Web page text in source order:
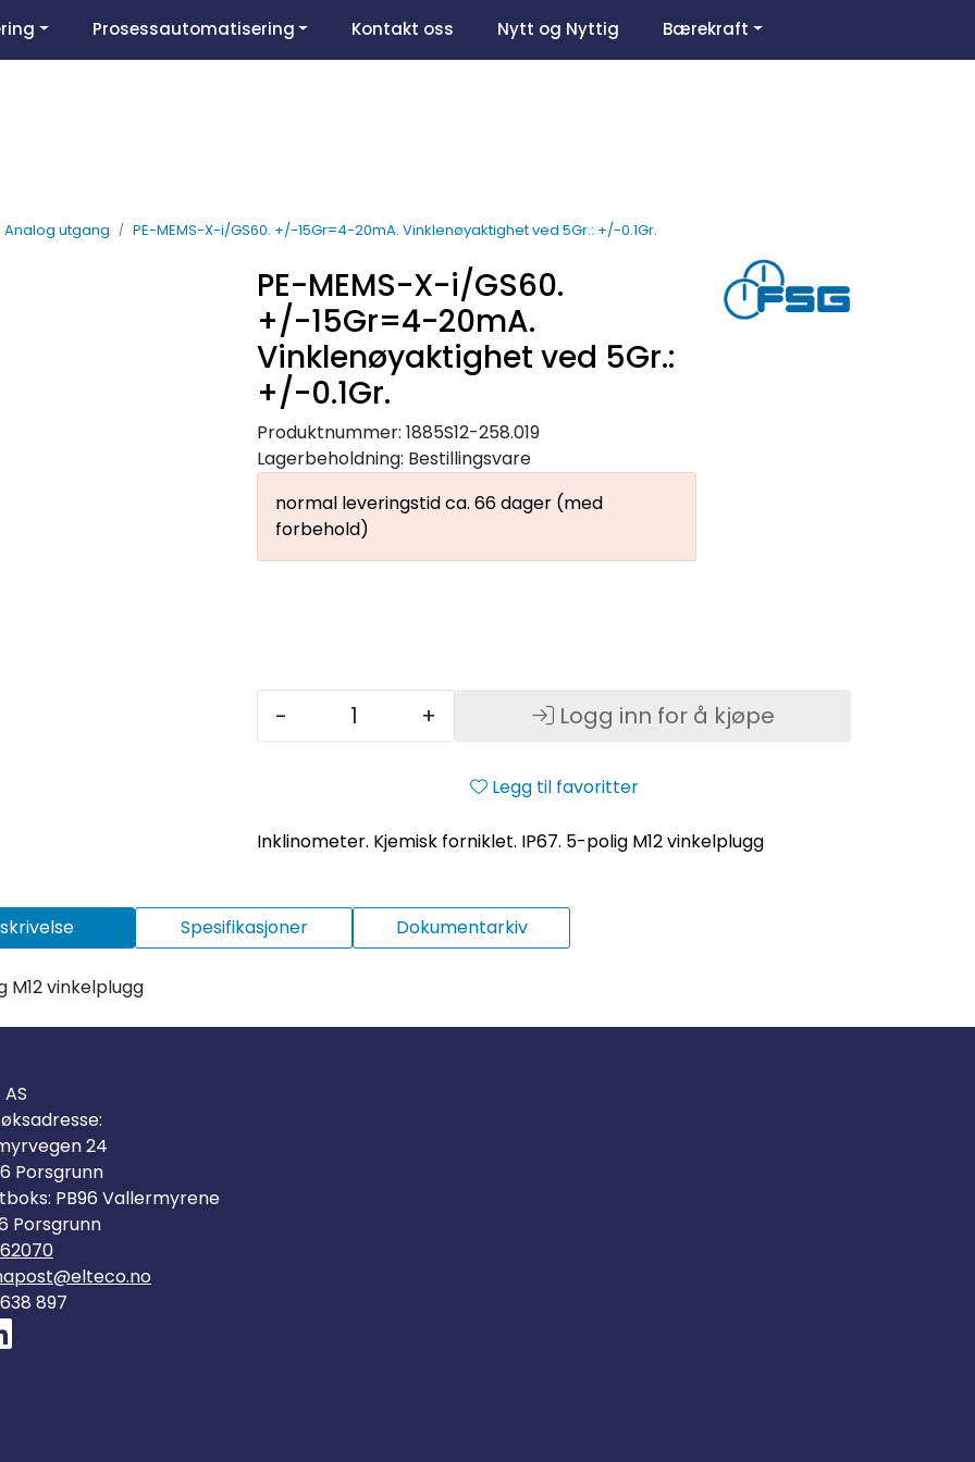
Om oss Favoritter
Prosessautomatisering Kontakt oss Nytt og Nyttig Bærekraft
Analog utgang PE-MEMS-X-i/GS60. +/-15Gr=4-20mA. Vinklenøyaktighet ved 5Gr.: +/-0.1Gr.
PE-MEMS-X-i/GS60.
+/-15Gr=4-20mA.
Vinklenøyaktighet ved 5Gr.:
+/-0.1Gr.
Produktnummer: 1885S12-258.019
Lagerbeholdning: Bestillingsvare
normal leveringstid ca. 66 dager (med
forbehold)
- + Logg inn for å kjøpe
Legg til favoritter
Inklinometer. Kjemisk forniklet. IP67. 5-polig M12 vinkelplugg
Spesifikasjoner Dokumentarkiv
M12 vinkelplugg
24
Porsgrunn
PB96 Vallermyrene
Porsgrunn
897